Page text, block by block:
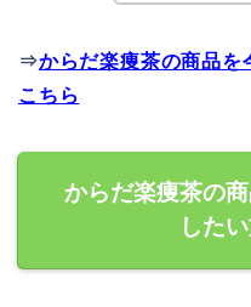
⇒からだ楽痩茶の商品を
こちら
からだ楽痩茶の
した